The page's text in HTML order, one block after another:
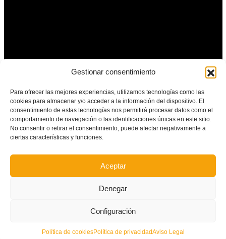
Gestionar consentimiento
Para ofrecer las mejores experiencias, utilizamos tecnologías como las
cookies para almacenar y/o acceder a la información del dispositivo. El
consentimiento de estas tecnologías nos permitirá procesar datos como el
comportamiento de navegación o las identificaciones únicas en este sitio.
No consentir o retirar el consentimiento, puede afectar negativamente a
ciertas características y funciones.
Aceptar
Denegar
Configuración
Política de cookiesPolítica de privacidadAviso Legal
12.30h
Selecció Valenciana sub16